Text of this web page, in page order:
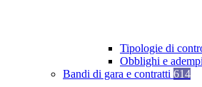
Tipologie di
Obblighi e
Bandi di gara e contratti 614